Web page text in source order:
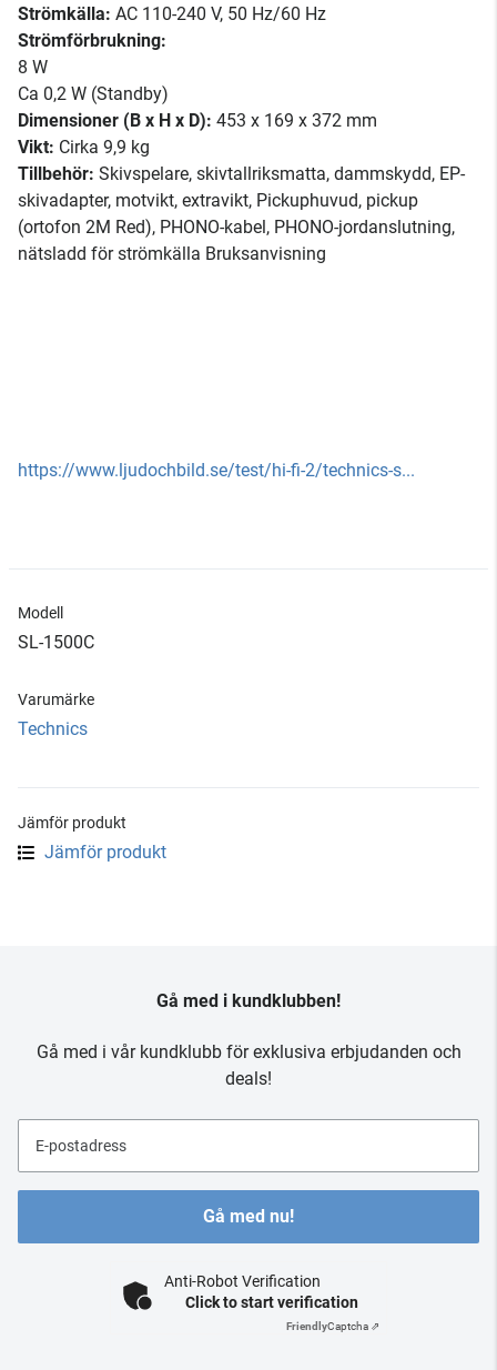
Strömkälla: AC 110-240 V, 50 Hz/60 Hz
Strömförbrukning:
8 W
Ca 0,2 W (Standby)
Dimensioner (B x H x D): 453 x 169 x 372 mm
Vikt: Cirka 9,9 kg
Tillbehör: Skivspelare, skivtallriksmatta, dammskydd, EP-
skivadapter, motvikt, extravikt, Pickuphuvud, pickup
(ortofon 2M Red), PHONO-kabel, PHONO-jordanslutning,
nätsladd för strömkälla Bruksanvisning
https://www.ljudochbild.se/test/hi-fi-2/technics-s...
Modell
SL-1500C
Varumärke
Technics
Jämför produkt
Jämför produkt
Gå med i kundklubben!
Gå med i vår kundklubb för exklusiva erbjudanden och
deals!
E-postadress
Gå med nu!
Anti-Robot Verification
Click to start verification
FriendlyCaptcha ⇗